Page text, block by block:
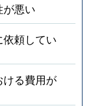
悪い
頼してい
る費用が